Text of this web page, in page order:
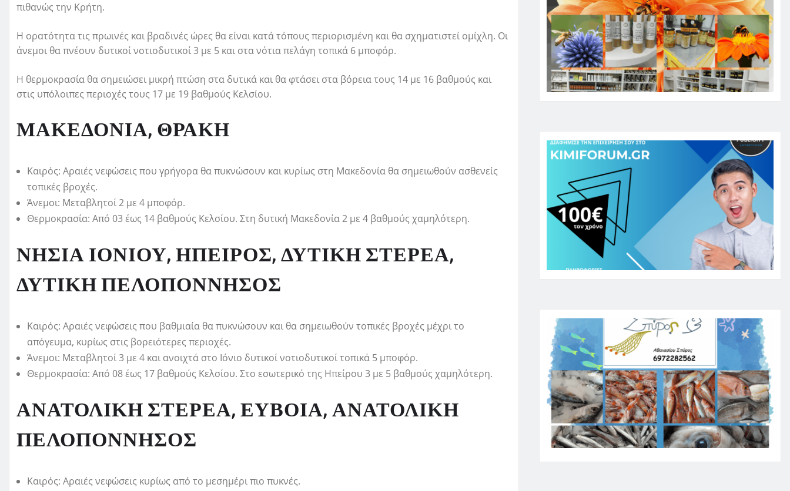
πιθανώς την Κρήτη.
Η ορατότητα τις πρωινές και βραδινές ώρες θα είναι κατά τόπους περιορισμένη και θα σχηματιστεί ομίχλη. Οι
άνεμοι θα πνέουν δυτικοί νοτιοδυτικοί 3 με 5 και στα νότια πελάγη τοπικά 6 μποφόρ.
Η θερμοκρασία θα σημειώσει μικρή πτώση στα δυτικά και θα φτάσει στα βόρεια τους 14 με 16 βαθμούς και
στις υπόλοιπες περιοχές τους 17 με 19 βαθμούς Κελσίου.
ΜΑΚΕΔΟΝΙΑ, ΘΡΑΚΗ
Καιρός: Αραιές νεφώσεις που γρήγορα θα πυκνώσουν και κυρίως στη Μακεδονία θα σημειωθούν ασθενείς
τοπικές βροχές.
Άνεμοι: Μεταβλητοί 2 με 4 μποφόρ.
Θερμοκρασία: Από 03 έως 14 βαθμούς Κελσίου. Στη δυτική Μακεδονία 2 με 4 βαθμούς χαμηλότερη.
ΝΗΣΙΑ ΙΟΝΙΟΥ, ΗΠΕΙΡΟΣ, ΔΥΤΙΚΗ ΣΤΕΡΕΑ,
ΔΥΤΙΚΗ ΠΕΛΟΠΟΝΝΗΣΟΣ
Καιρός: Αραιές νεφώσεις που βαθμιαία θα πυκνώσουν και θα σημειωθούν τοπικές βροχές μέχρι το
απόγευμα, κυρίως στις βορειότερες περιοχές.
Άνεμοι: Μεταβλητοί 3 με 4 και ανοιχτά στο Ιόνιο δυτικοί νοτιοδυτικοί τοπικά 5 μποφόρ.
Θερμοκρασία: Από 08 έως 17 βαθμούς Κελσίου. Στο εσωτερικό της Ηπείρου 3 με 5 βαθμούς χαμηλότερη.
ΑΝΑΤΟΛΙΚΗ ΣΤΕΡΕΑ, ΕΥΒΟΙΑ, ΑΝΑΤΟΛΙΚΗ
ΠΕΛΟΠΟΝΝΗΣΟΣ
Καιρός: Αραιές νεφώσεις κυρίως από το μεσημέρι πιο πυκνές.